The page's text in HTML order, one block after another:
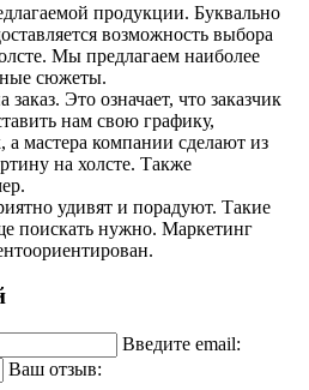
продукции. Буквально
возможность выбора
Мы предлагаем наиболее
сюжеты.
Это означает, что заказчик
нам свою графику,
мастера компании сделают из
на холсте. Также
удивят и порадуют. Такие
поискать нужно. Маркетинг
Введите email:
Ваш отзыв: